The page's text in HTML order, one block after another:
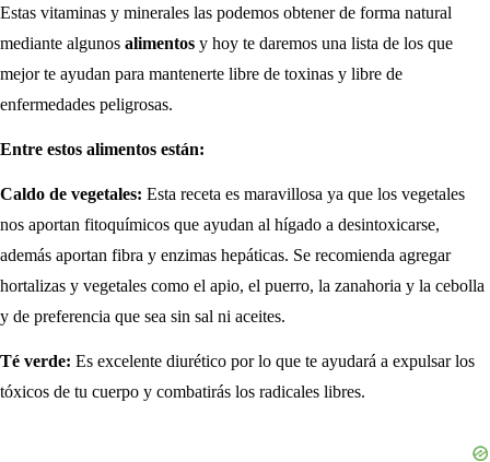
Estas vitaminas y minerales las podemos obtener de forma natural
mediante algunos alimentos y hoy te daremos una lista de los que
mejor te ayudan para mantenerte libre de toxinas y libre de
enfermedades peligrosas.
Entre estos alimentos están:
Caldo de vegetales: Esta receta es maravillosa ya que los vegetales
nos aportan fitoquímicos que ayudan al hígado a desintoxicarse,
además aportan fibra y enzimas hepáticas. Se recomienda agregar
hortalizas y vegetales como el apio, el puerro, la zanahoria y la cebolla
y de preferencia que sea sin sal ni aceites.
Té verde: Es excelente diurético por lo que te ayudará a expulsar los
tóxicos de tu cuerpo y combatirás los radicales libres.